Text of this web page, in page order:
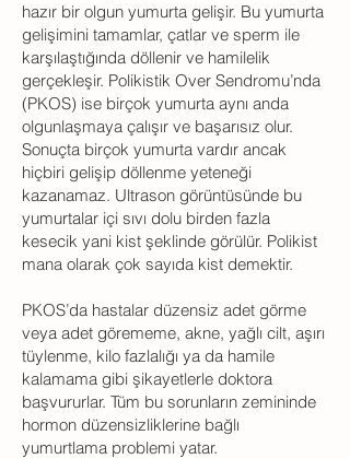
hazır bir olgun yumurta gelişir. Bu yumurta
gelişimini tamamlar, çatlar ve sperm ile
karşılaştığında döllenir ve hamilelik
gerçekleşir. Polikistik Over Sendromu’nda
(PKOS) ise birçok yumurta aynı anda
olgunlaşmaya çalışır ve başarısız olur.
Sonuçta birçok yumurta vardır ancak
hiçbiri gelişip döllenme yeteneği
kazanamaz. Ultrason görüntüsünde bu
yumurtalar içi sıvı dolu birden fazla
kesecik yani kist şeklinde görülür. Polikist
mana olarak çok sayıda kist demektir.
PKOS’da hastalar düzensiz adet görme
veya adet görememe, akne, yağlı cilt, aşırı
tüylenme, kilo fazlalığı ya da hamile
kalamama gibi şikayetlerle doktora
başvururlar. Tüm bu sorunların zemininde
hormon düzensizliklerine bağlı
yumurtlama problemi yatar.